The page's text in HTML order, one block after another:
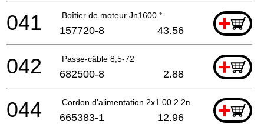
Boîtier de moteur Jn1600 * +
041 157720-8 43.56
Passe-câble 8,5-72 +
042 682500-8 2.88
Cordon d'alimentation 2x1.00 2.2mtr +
044 665383-1 12.96